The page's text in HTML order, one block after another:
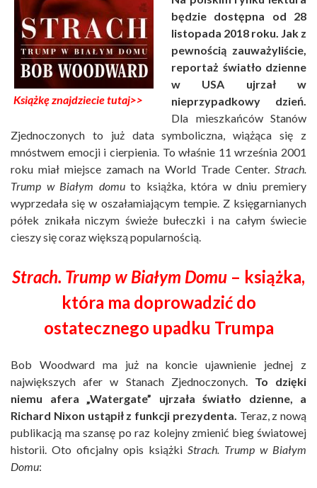
Książkę znajdziecie tutaj>>
będzie dostępna od 28
listopada 2018 roku. Jak z
pewnością zauważyliście,
reportaż światło dzienne
w USA ujrzał w
nieprzypadkowy dzień.
Dla mieszkańców Stanów
Zjednoczonych to już data symboliczna, wiążąca się z
mnóstwem emocji i cierpienia. To właśnie 11 września 2001
roku miał miejsce zamach na World Trade Center. Strach.
Trump w Białym domuto książka, która w dniu premiery
wyprzedała się w oszałamiającym tempie. Z księgarnianych
półek znikała niczym świeże bułeczki i na całym świecie
cieszy się coraz większą popularnością.
Strach. Trump w Białym Domu – książka,
która ma doprowadzić do
ostatecznego upadku Trumpa
Bob Woodward ma już na koncie ujawnienie jednej z
największych afer w Stanach Zjednoczonych. To dzięki
niemu afera „Watergate” ujrzała światło dzienne, a
Richard Nixon ustąpił z funkcji prezydenta. Teraz, z nową
publikacją ma szansę po raz kolejny zmienić bieg światowej
historii. Oto oficjalny opis książki Strach. Trump w Białym
Domu: